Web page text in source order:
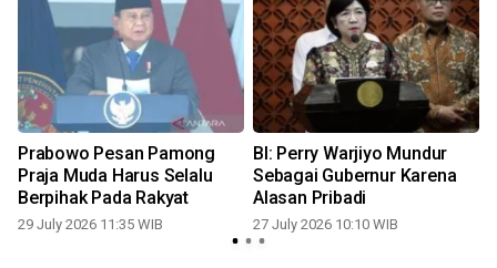
Prabowo Pesan Pamong
Praja Muda Harus Selalu
Berpihak Pada Rakyat
29 July 2026 11:35 WIB
BI: Perry Warjiyo Mundur
Sebagai Gubernur Karena
Alasan Pribadi
27 July 2026 10:10 WIB